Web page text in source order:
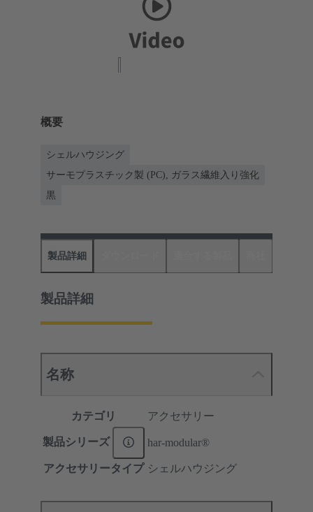
概要
シェルハウジング
サーモプラスチック製 (PC), ガラス繊維入り強化
黒
製品詳細
製品詳細
名称
カテゴリ アクセサリー
製品シリーズ har-modular®
アクセサリータイプ シェルハウジング